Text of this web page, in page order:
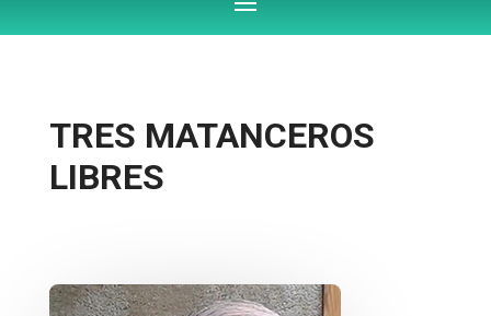
TRES MATANCEROS
LIBRES